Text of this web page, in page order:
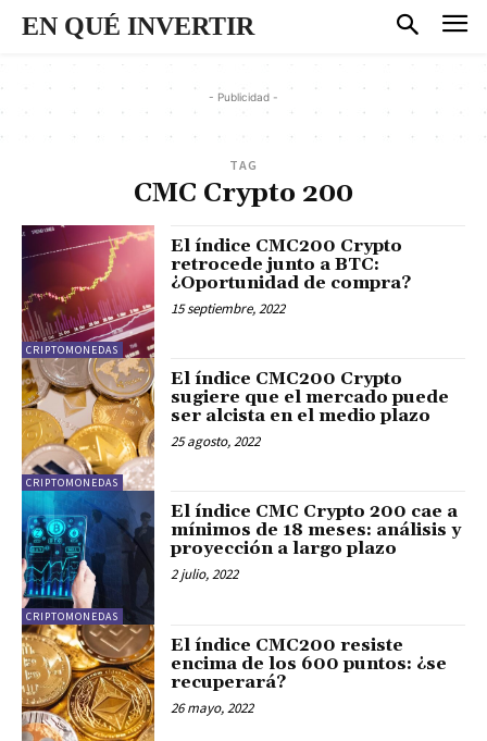
EN QUÉ INVERTIR
- Publicidad -
TAG
CMC Crypto 200
CRIPTOMONEDAS
El índice CMC200 Crypto
retrocede junto a BTC:
¿Oportunidad de compra?
15 septiembre, 2022
CRIPTOMONEDAS
El índice CMC200 Crypto
sugiere que el mercado puede
ser alcista en el medio plazo
25 agosto, 2022
CRIPTOMONEDAS
El índice CMC Crypto 200 cae a
mínimos de 18 meses: análisis y
proyección a largo plazo
2 julio, 2022
El índice CMC200 resiste
encima de los 600 puntos: ¿se
recuperará?
26 mayo, 2022